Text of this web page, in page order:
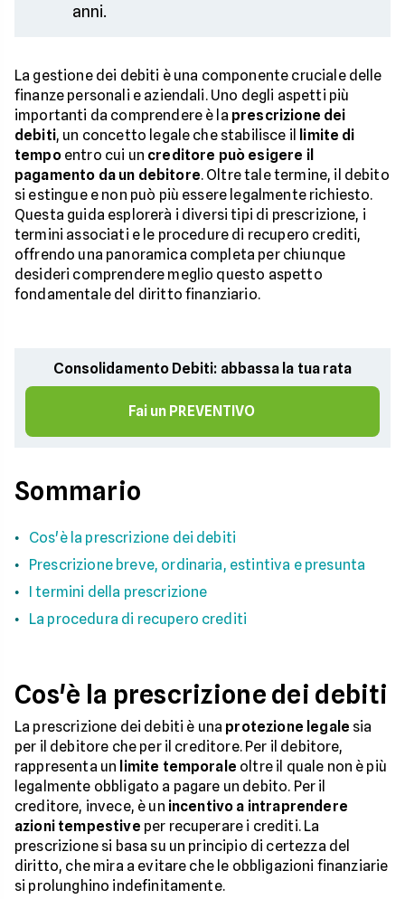
anni.
La gestione dei debiti è una componente cruciale delle
finanze personali e aziendali. Uno degli aspetti più
importanti da comprendere è la prescrizione dei
debiti, un concetto legale che stabilisce il
limite di
tempoentro cui un creditore può esigere il
pagamento da un debitore. Oltre tale termine, il debito
si estingue e non può più essere legalmente richiesto.
Questa guida esplorerà i diversi tipi di prescrizione, i
termini associati e le procedure di recupero crediti,
offrendo una panoramica completa per chiunque
desideri comprendere meglio questo aspetto
fondamentale del diritto finanziario.
Consolidamento Debiti: abbassa la tua rata
Fai un PREVENTIVO
Sommario
Cos'è la prescrizione dei debiti
Prescrizione breve, ordinaria, estintiva e presunta
I termini della prescrizione
La procedura di recupero crediti
Cos'è la prescrizione dei debiti
La prescrizione dei debiti è una protezione legale sia
per il debitore che per il creditore. Per il debitore,
rappresenta un limite temporale oltre il quale non è più
legalmente obbligato a pagare un debito. Per il
creditore, invece, è un incentivo a intraprendere
azioni tempestive per recuperare i crediti. La
prescrizione si basa su un principio di certezza del
diritto, che mira a evitare che le obbligazioni finanziarie
si prolunghino indefinitamente.